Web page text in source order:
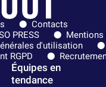
Contacts
PRESS
Mentions
d'utilisation
RGPD
Équipes en
tendance